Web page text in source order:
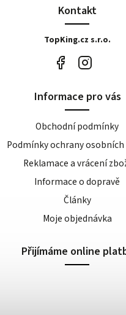
Kontakt
TopKing.cz s.r.o.
Informace pro vás
Obchodní podmínky
Podmínky ochrany osobních
Reklamace a vrácení
Informace o dopravě
Články
Moje objednávka
Přijímáme online